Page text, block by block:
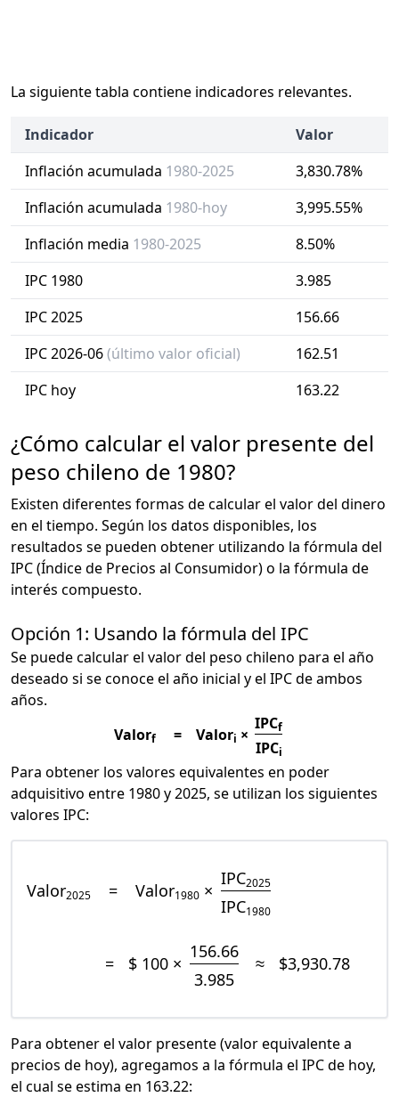
La siguiente tabla contiene indicadores relevantes.
Indicador
Valor
Inflación acumulada 1980-2025
3,830.78%
Inflación acumulada 1980-hoy
3,995.55%
Inflación media 1980-2025
8.50%
IPC 1980
3.985
IPC 2025
156.66
IPC 2026-06(último valor oficial)
162.51
IPC hoy
163.22
¿Cómo calcular el valor presente del
peso chileno de 1980?
Existen diferentes formas de calcular el valor del dinero
en el tiempo. Según los datos disponibles, los
resultados se pueden obtener utilizando la fórmula del
IPC (Índice de Precios al Consumidor) o la fórmula de
interés compuesto.
Opción 1: Usando la fórmula del IPC
Se puede calcular el valor del peso chileno para el año
deseado si se conoce el año inicial y el IPC de ambos
años.
Valorf = Valori ×
IPCf
IPCi
Para obtener los valores equivalentes en poder
adquisitivo entre 1980 y 2025, se utilizan los siguientes
valores IPC:
Valor2025 = Valor1980 ×
IPC2025
IPC1980
= $ 100 ×
156.66
3.985
≈ $3,930.78
Para obtener el valor presente (valor equivalente a
precios de hoy), agregamos a la fórmula el IPC de hoy,
el cual se estima en 163.22: